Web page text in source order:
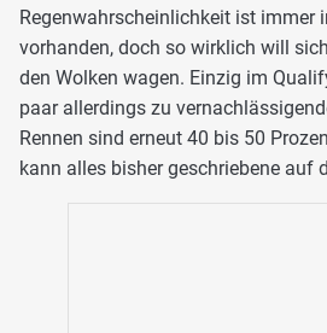
Regenwahrscheinlichkeit ist immer
vorhanden, doch so wirklich will
den Wolken wagen. Einzig im
paar allerdings zu
Rennen sind erneut 40 bis 50
kann alles bisher geschriebene auf